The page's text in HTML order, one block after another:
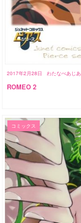
2017年2月28日 わたなべあじあ
ROMEO 2
コミックス